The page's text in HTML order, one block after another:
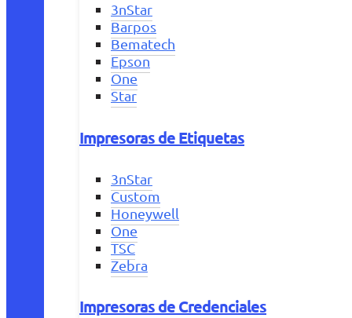
3nStar
Barpos
Bematech
Epson
One
Star
Impresoras de Etiquetas
3nStar
Custom
Honeywell
One
TSC
Zebra
Impresoras de Credenciales